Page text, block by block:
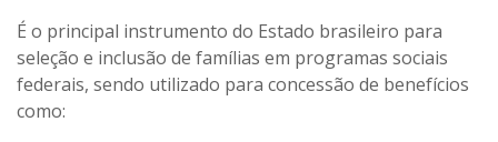
É o principal instrumento do Estado brasileiro para
seleção e inclusão de famílias em programas sociais
federais, sendo utilizado para concessão de benefícios
como: